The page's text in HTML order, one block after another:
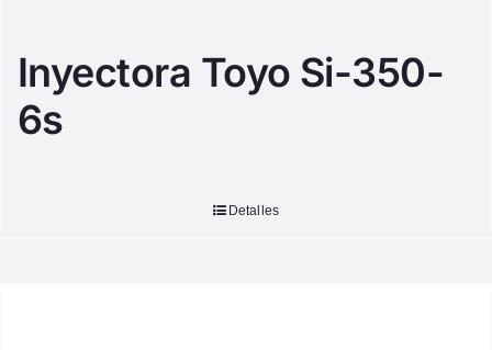
Inyectora Toyo Si-350-
6s
Detalles